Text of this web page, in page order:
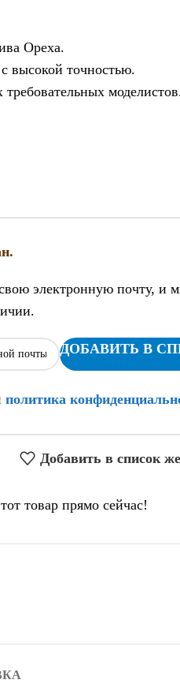
Ореха.
высокой точностью.
электронную почту, и
ДОБАВИТЬ В
политика
Добавить в список
товар прямо сейчас!